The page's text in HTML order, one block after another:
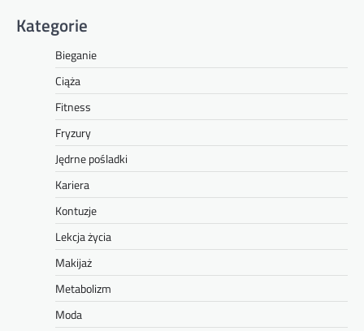
Kategorie
Bieganie
Ciąża
Fitness
Fryzury
Jędrne pośladki
Kariera
Kontuzje
Lekcja życia
Makijaż
Metabolizm
Moda